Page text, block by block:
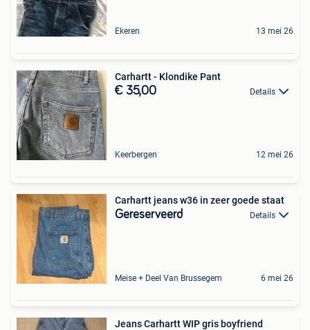
Ekeren 13 mei 26
Carhartt - Klondike Pant
€ 35,00 Details
Keerbergen 12 mei 26
Carhartt jeans w36 in zeer goede staat
Gereserveerd Details
Meise + Deel Van Brussegem 6 mei 26
Jeans Carhartt WIP gris boyfriend